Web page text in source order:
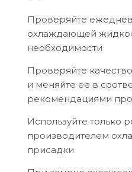
Проверяйте
охлаждающей
необходимости
Проверяйте
и меняйте ее в
рекомендациями
Используйте только
производителем
присадки